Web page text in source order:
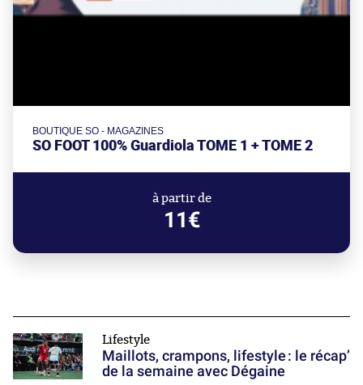
BOUTIQUE SO - MAGAZINES
SO FOOT 100% Guardiola TOME 1 + TOME 2
à partir de
11€
Lifestyle
Maillots, crampons, lifestyle : le récap’
de la semaine avec Dégaine